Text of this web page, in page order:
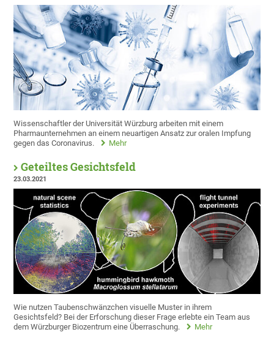
Wissenschaftler der Universität Würzburg arbeiten mit einem
Pharmaunternehmen an einem neuartigen Ansatz zur oralen Impfung
gegen das Coronavirus.
Mehr
Geteiltes Gesichtsfeld
23.03.2021
Wie nutzen Taubenschwänzchen visuelle Muster in ihrem
Gesichtsfeld? Bei der Erforschung dieser Frage erlebte ein Team aus
dem Würzburger Biozentrum eine Überraschung.
Mehr